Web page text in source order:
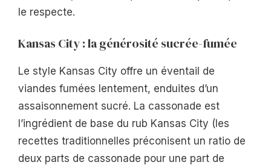
le respecte.
Kansas City : la générosité sucrée-fumée
Le style Kansas City offre un éventail de
viandes fumées lentement, enduites d’un
assaisonnement sucré. La cassonade est
l’ingrédient de base du rub Kansas City (les
recettes traditionnelles préconisent un ratio de
deux parts de cassonade pour une part de